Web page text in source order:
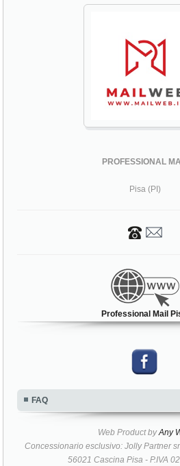
PROFESSIONAL
Pisa (PI)
Professional Mail
FAQ
Web Product byAny
Concessionario esclusivo: Jolly Partner
56021 Cascina Pisa - P.IVA